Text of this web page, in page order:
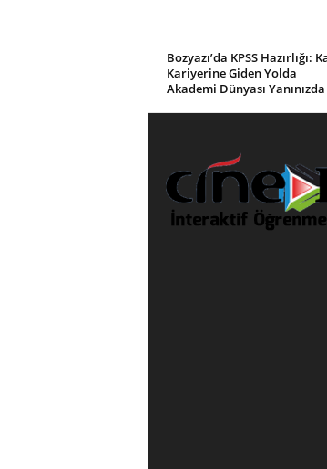
Bozyazı’da KPSS Hazırlığı:
Kariyerine Giden Yolda
Akademi Dünyası Yanınızda